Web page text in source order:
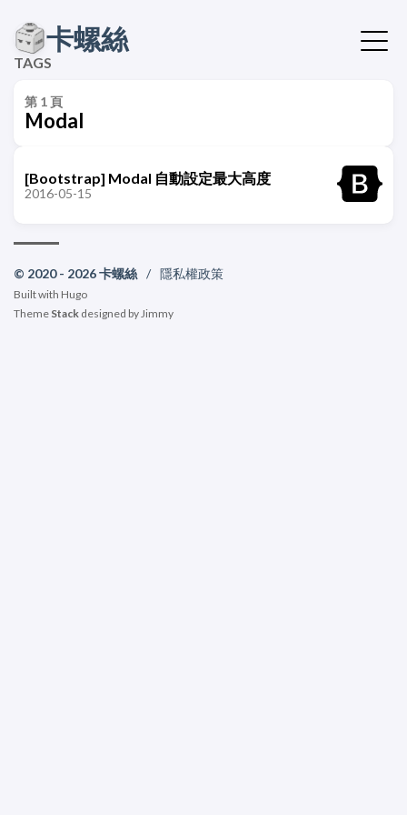
卡螺絲
TAGS
第 1 頁
Modal
[Bootstrap] Modal 自動設定最大高度
2016-05-15
© 2020 - 2026 卡螺絲 / 隱私權政策
Built with Hugo
Theme Stack designed byJimmy